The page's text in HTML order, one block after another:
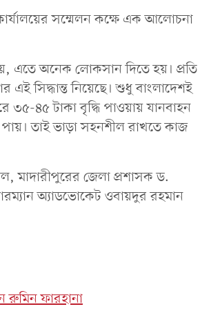
সম্মেলন কক্ষে এক আলোচনা
এতে অনেক লোকসান দিতে হয়। প্রতি
সিদ্ধান্ত নিয়েছে। শুধু বাংলাদেশই
৩৫-৪৫ টাকা বৃদ্ধি পাওয়ায় যানবাহন
পায়। তাই ভাড়া সহনশীল রাখতে কাজ
মাদারীপুরের জেলা প্রশাসক ড.
অ্যাডভোকেট ওবায়দুর রহমান
রুমিন ফারহানা